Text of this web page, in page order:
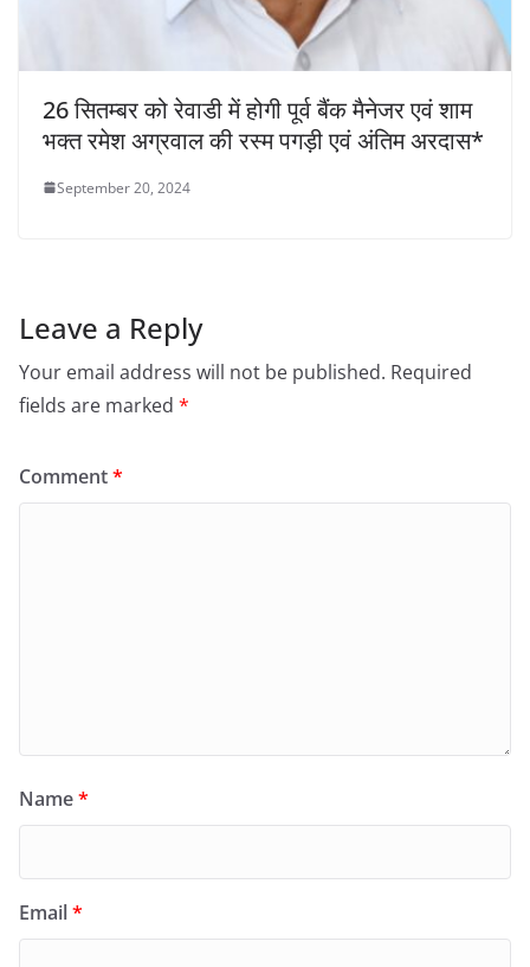
26 सितम्बर को रेवाडी में होगी पूर्व बैंक मैनेजर एवं शाम
भक्त रमेश अग्रवाल की रस्म पगड़ी एवं अंतिम अरदास*
September 20, 2024
Leave a Reply
Your email address will not be published. Required
fields are marked *
Comment*
Name*
Email*